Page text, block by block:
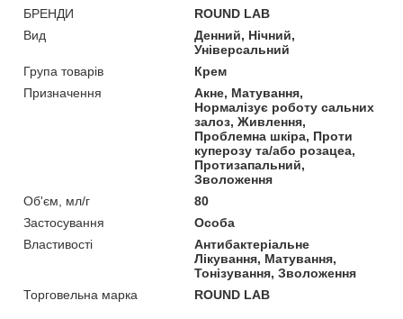
БРЕНДИ
ROUND LAB
Вид
Денний, Нічний,
Універсальний
Група товарів
Крем
Призначення
Акне, Матування,
Нормалізує роботу сальних
залоз, Живлення,
Проблемна шкіра, Проти
куперозу та/або розацеа,
Протизапальний,
Зволоження
Об'єм, мл/г
80
Застосування
Особа
Властивості
Антибактеріальне
Лікування, Матування,
Тонізування, Зволоження
Торговельна марка
ROUND LAB